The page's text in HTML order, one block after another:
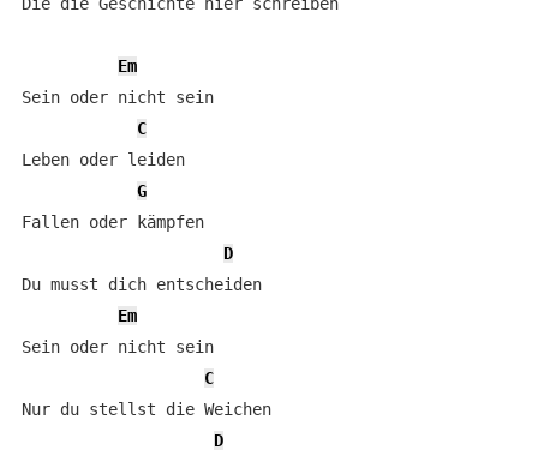
Em
Sein oder nicht sein
C
Leben oder leiden
G
Fallen oder kämpfen
D
Du musst dich entscheiden
Em
Sein oder nicht sein
C
Nur du stellst die Weichen
D